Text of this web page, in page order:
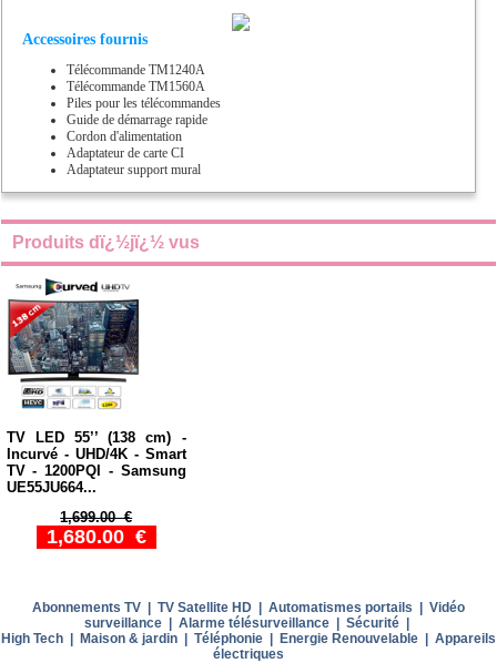
Accessoires fournis
Télécommande TM1240A
Télécommande TM1560A
Piles pour les télécommandes
Guide de démarrage rapide
Cordon d'alimentation
Adaptateur de carte CI
Adaptateur support mural
Produits dï¿½jï¿½ vus
TV LED 55’’ (138 cm) -
Incurvé - UHD/4K - Smart
TV - 1200PQI - Samsung
UE55JU664...
1,699.00 €
1,680.00 €
Abonnements TV| TV Satellite HD| Automatismes portails | Vidéo
surveillance| Alarme télésurveillance| Sécurité|
High Tech| Maison & jardin| Téléphonie| Energie Renouvelable| Appareils
électriques